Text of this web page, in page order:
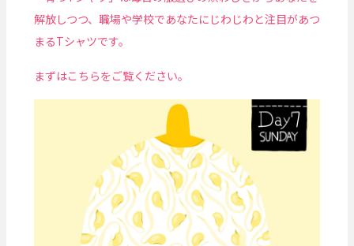
解放しつつ、職場や学校であなたにじわじわと注目があつ
まるTシャツです。
まずはこちらをご覧ください。